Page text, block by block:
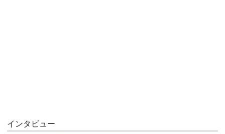
インタビュー